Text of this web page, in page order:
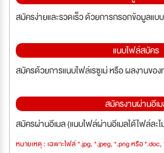
สมัครง่ายและรวดเร็ว ด้วยการกรอกข้อมูลแบ
แนบไฟล์สมัคร
สมัครด้วยการแนบไฟล์เรซูเม่ หรือ ผลงานขอ
สมัครงานผ่านอีเ
สมัครผ่านอีเมล (แนบไฟล์ผ่านอีเมลได้ไฟล์ละ
หมายเหตุ : เฉพาะไฟล์ *.jpg, *.jpeg, *.png หรือ